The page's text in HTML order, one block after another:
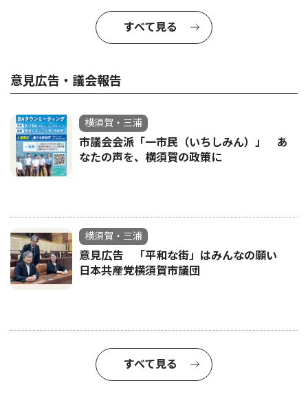
すべて見る
意見広告・議会報告
横須賀・三浦
市議会会派「一市民（いちしみん）」 あ
なたの声を、横須賀の政策に
横須賀・三浦
意見広告 「平和な街」はみんなの願い
日本共産党横須賀市議団
すべて見る